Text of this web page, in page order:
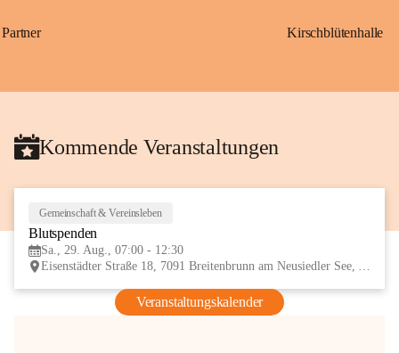
Partner Kirschblütenhalle
Kommende Veranstaltungen
Gemeinschaft & Vereinsleben
Blutspenden
Sa., 29. Aug., 07:00 - 12:30
Eisenstädter Straße 18, 7091 Breitenbrunn am Neusiedler See, AUT
Veranstaltungskalender